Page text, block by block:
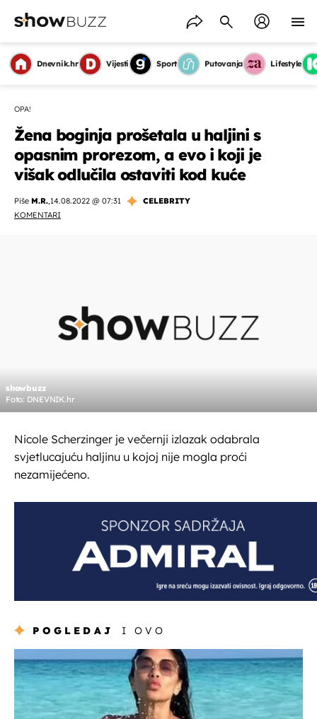
Dnevnik.hr Vijesti Sport Putovanja Lifestyle
OPA!
Žena boginja prošetala u haljini s
opasnim prorezom, a evo i koji je
višak odlučila ostaviti kod kuće
Piše M.R.,14.08.2022 @ 07:31
CELEBRITY
KOMENTARI
showbuzz
Foto: DNEVNIK.hr
Nicole Scherzinger je večernji izlazak odabrala
svjetlucajuću haljinu u kojoj nije mogla proći
nezamijećeno.
POGLEDAJ I OVO